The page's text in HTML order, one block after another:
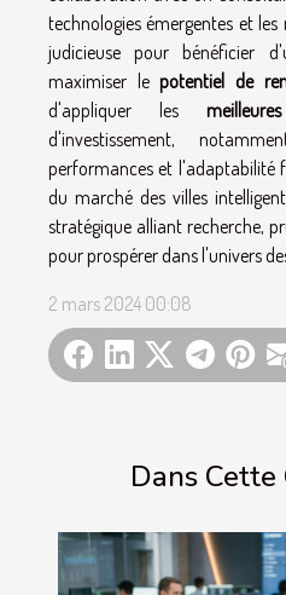
Dans
technologies émergentes et
judicieuse pour bénéficier
maximiser lepotentiel de
d'appliquer les
d'investissement,
performances et l'adaptabilité
du marché des villes
stratégique alliant recherche,
pour prospérer dans l'univers
2 mars 2024 00:08